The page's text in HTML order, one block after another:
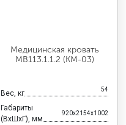
Медицинская кровать
MB113.1.1.2 (KM-03)
Вес, кг 54
Габариты
(ВхШхГ), мм
920x2154x1002